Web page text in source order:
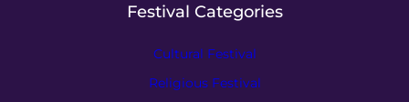
Festival Categories
Cultural Festival
Religious Festival